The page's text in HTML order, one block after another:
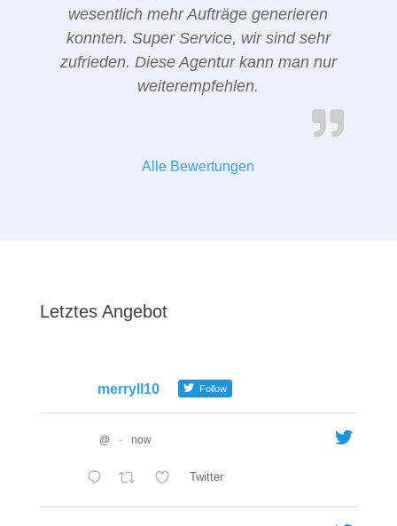
wesentlich mehr Aufträge generieren
konnten. Super Service, wir sind sehr
zufrieden. Diese Agentur kann man nur
weiterempfehlen.
Alle Bewertungen
Letztes Angebot
merryll10 Follow
@ · now
Twitter